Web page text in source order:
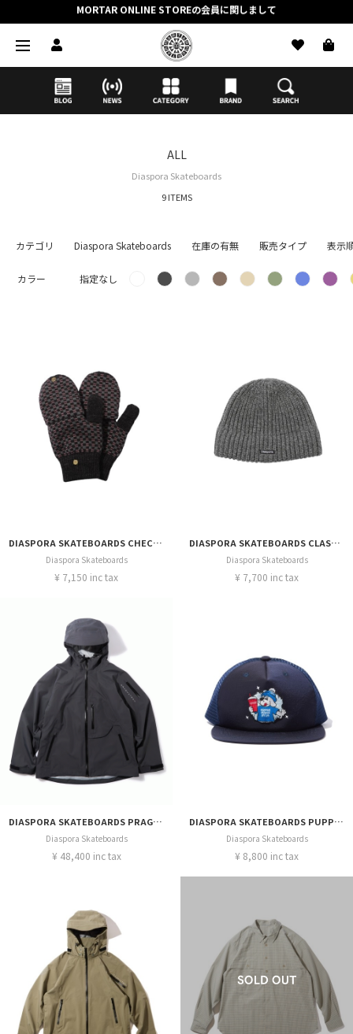
抽選応募時のクレジットカード決済の引き落としに関しまして
【応募前に必ずお読みください】抽選応募に関する注意事項
MORTAR ONLINE STOREの会員に関しまして
ALL
Diaspora Skateboards
9 ITEMS
カテゴリ Diaspora Skateboards 在庫の有無 販売タイプ 表示
カラー 指定なし
DIASPORA SKATEBOARDS CHECKERD MITTEN
Diaspora Skateboards
¥ 7,150 inc tax
DIASPORA SKATEBOARDS CLASSY LOW GAUGE BEANIE
Diaspora Skateboards
¥ 7,700 inc tax
DIASPORA SKATEBOARDS PRAGMATECH PAVEMENT JACKET β
Diaspora Skateboards
¥ 48,400 inc tax
DIASPORA SKATEBOARDS PUPPY TRUCKER CAP
Diaspora Skateboards
¥ 8,800 inc tax